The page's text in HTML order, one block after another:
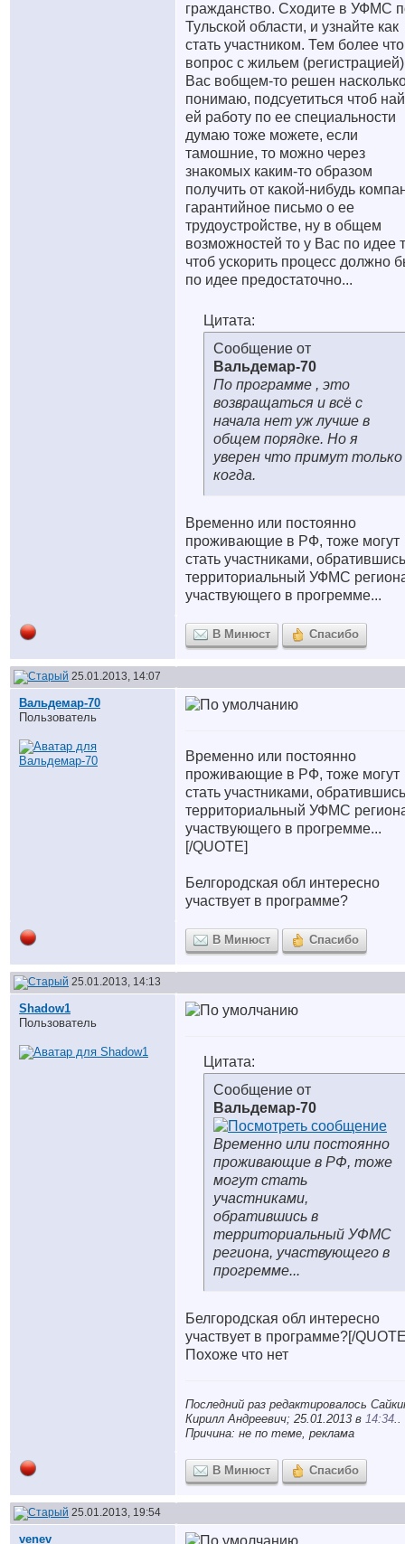
гражданство. Сходите в УФМС
Тульской области, и узнайте как
стать участником. Тем более что
вопрос с жильем
Вас вобщем-то решен
понимаю, подсуетиться чтоб
ей работу по ее специальности
думаю тоже можете, если
тамошние, то можно через
знакомых каким-то образом
получить от какой-нибудь
гарантийное письмо о ее
трудоустройстве, ну в общем
возможностей то у Вас по идее
чтоб ускорить процесс должно
по идее предостаточно...
Цитата:
Сообщение от
Вальдемар-70
По программе , это
возвращаться и всё с
начала нет уж лучше в
общем порядке. Но я
уверен что примут только
когда.
Временно или постоянно
проживающие в РФ, тоже могут
стать участниками,
территориальный УФМС
участвующего в прогремме...
В Минюст Спасибо
25.01.2013, 14:07
Вальдемар-70
Пользователь
Временно или постоянно
проживающие в РФ, тоже могут
стать участниками,
территориальный УФМС
участвующего в прогремме...
[/QUOTE]
Белгородская обл интересно
участвует в программе?
В Минюст Спасибо
25.01.2013, 14:13
Shadow1
Пользователь
Цитата:
Сообщение от
Вальдемар-70
Временно или постоянно
проживающие в РФ, тоже
могут стать
участниками,
обратившись в
территориальный УФМС
региона, участвующего в
прогремме...
Белгородская обл интересно
участвует в программе?[/
Похоже что нет
Последний раз редактировалось
Кирилл Андреевич; 25.01.2013 в 14:34..
Причина: не по теме, реклама
В Минюст Спасибо
25.01.2013, 19:54
venev